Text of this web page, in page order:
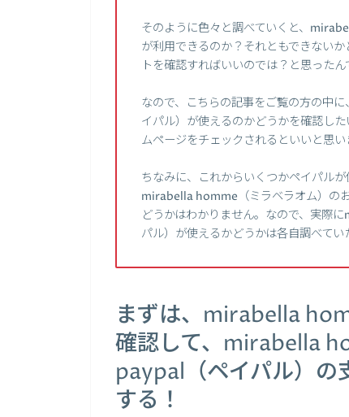
そのように色々と調べていくと、
が利用できるのか？それともできない
トを確認すればいいのでは？と思ったん
なので、こちらの記事をご覧の方の中
イパル）が使えるのかどうかを確認し
ムページをチェックされるといいと思い
ちなみに、これからいくつかペイパル
mirabella homme（ミラベラオム）の
どうかはわかりません。なので、実際
パル）が使えるかどうかは各自調べてい
まずは、mirabella
確認して、mirabella
paypal（ペイパル）の
する！